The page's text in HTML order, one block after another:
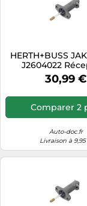
HERTH+BUSS
J2604022
30,99 €
Comparer 2
Auto-doc.fr
Livraison à